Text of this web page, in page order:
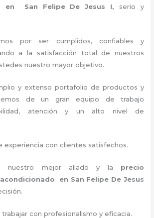
en San Felipe De Jesus I, serio y
por ser cumplidos, confiables y
a la satisfacción total de nuestros
nuestro mayor objetivo.
y extenso portafolio de productos y
de un gran equipo de trabajo
atención y un alto nivel de
experiencia con clientes satisfechos.
nuestro mejor aliado y la precio
en San Felipe De Jesus
con profesionalismo y eficacia.